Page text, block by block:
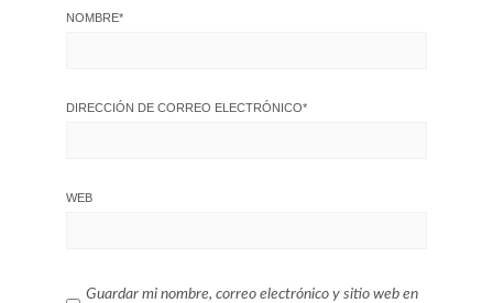
NOMBRE*
DIRECCIÓN DE CORREO ELECTRÓNICO*
WEB
Guardar mi nombre, correo electrónico y sitio web en